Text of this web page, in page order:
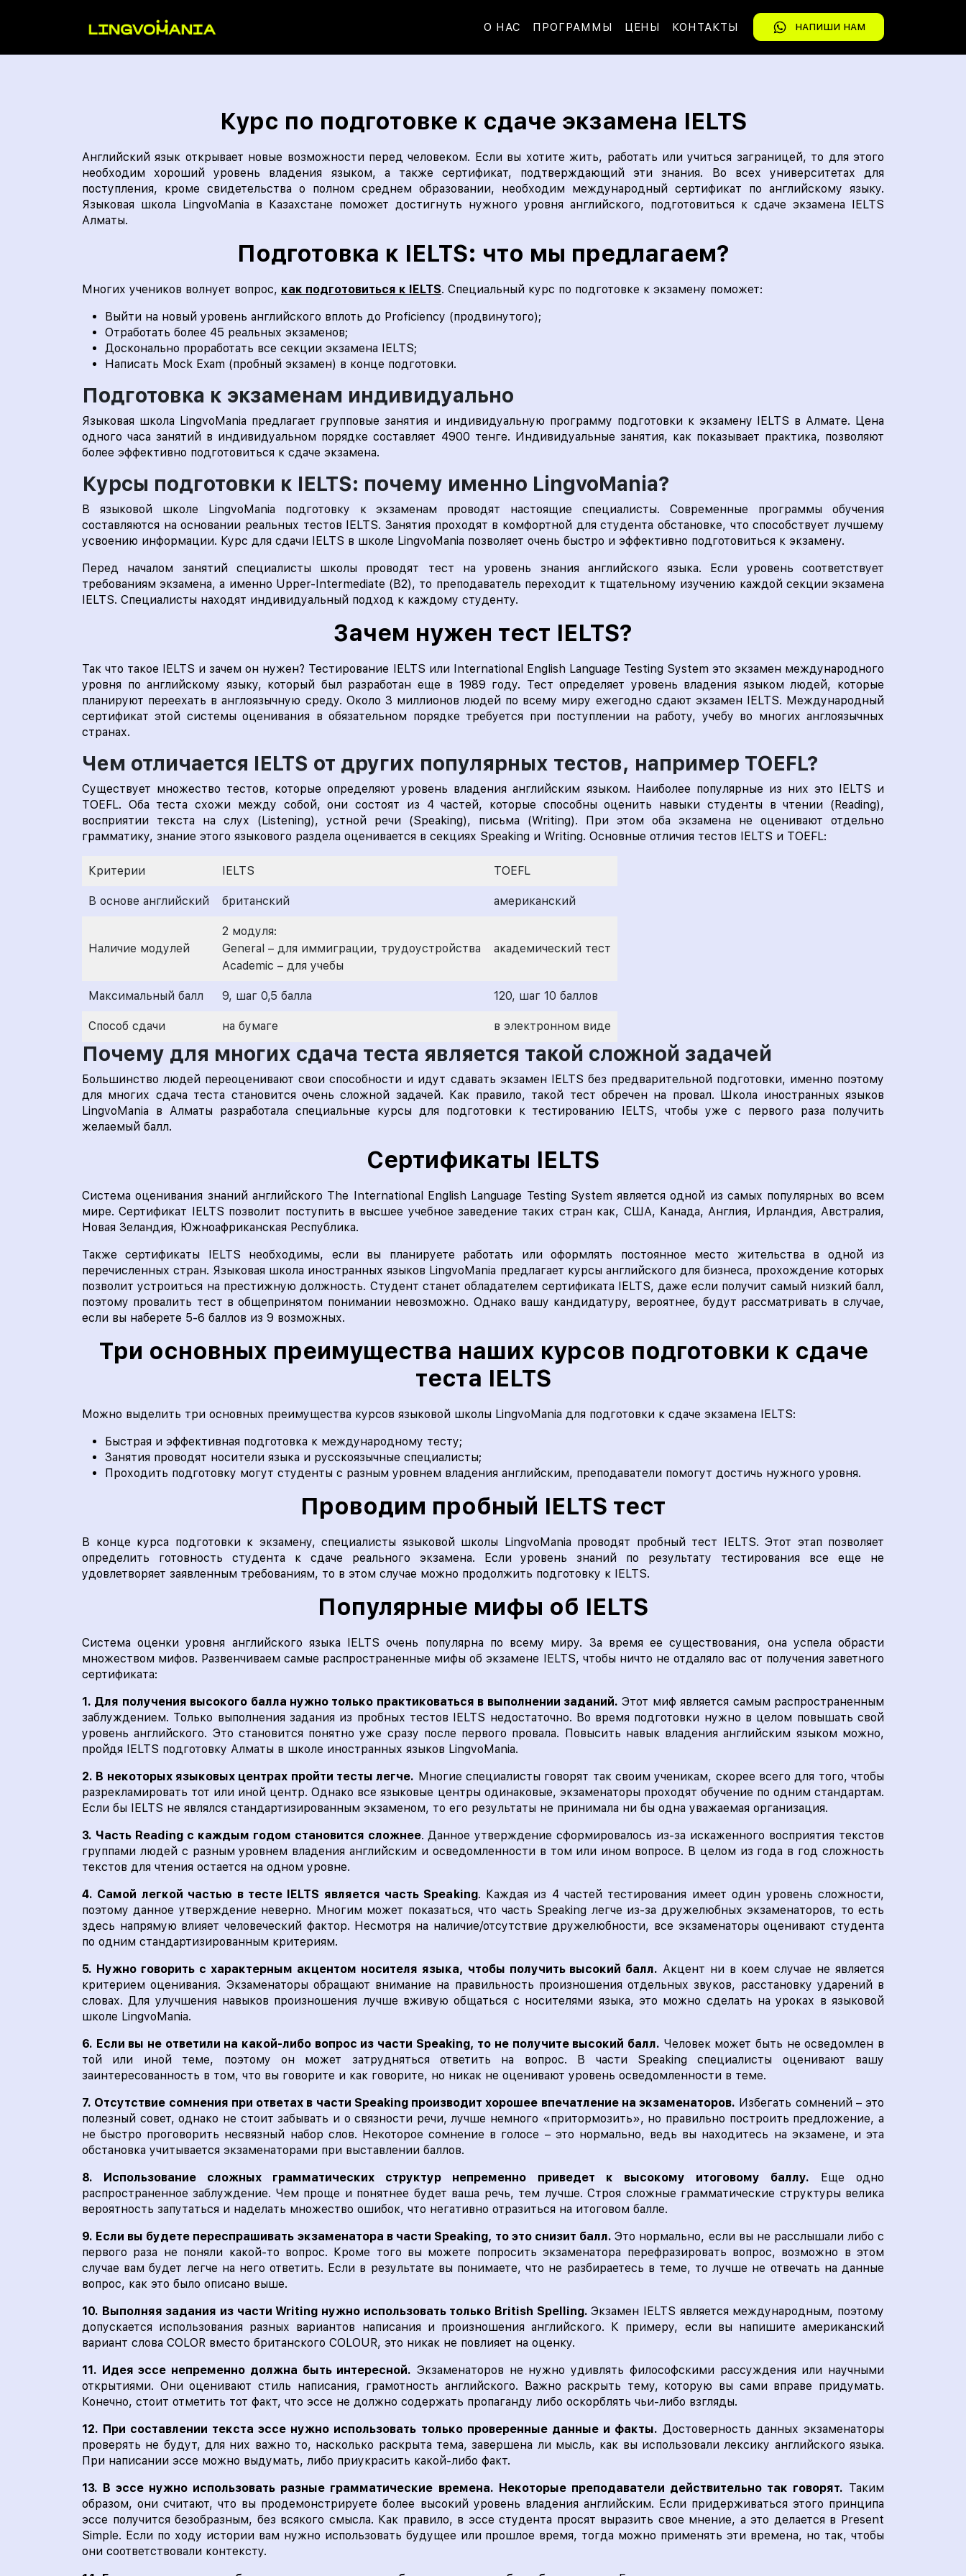
О НАС ПРОГРАММЫ ЦЕНЫ КОНТАКТЫ НАПИШИ НАМ
Курс по подготовке к сдаче экзамена IELTS
Английский язык открывает новые возможности перед человеком. Если вы хотите жить, работать или учиться заграницей, то для этого
необходим хороший уровень владения языком, а также сертификат, подтверждающий эти знания. Во всех университетах для
поступления, кроме свидетельства о полном среднем образовании, необходим международный сертификат по английскому языку.
Языковая школа LingvoMania в Казахстане поможет достигнуть нужного уровня английского, подготовиться к сдаче экзамена IELTS
Алматы.
Подготовка к IELTS: что мы предлагаем?
Многих учеников волнует вопрос, как подготовиться к IELTS. Специальный курс по подготовке к экзамену поможет:
Выйти на новый уровень английского вплоть до Proficiency (продвинутого);
Отработать более 45 реальных экзаменов;
Досконально проработать все секции экзамена IELTS;
Написать Mock Exam (пробный экзамен) в конце подготовки.
Подготовка к экзаменам индивидуально
Языковая школа LingvoMania предлагает групповые занятия и индивидуальную программу подготовки к экзамену IELTS в Алмате. Цена
одного часа занятий в индивидуальном порядке составляет 4900 тенге. Индивидуальные занятия, как показывает практика, позволяют
более эффективно подготовиться к сдаче экзамена.
Курсы подготовки к IELTS: почему именно LingvoMania?
В языковой школе LingvoMania подготовку к экзаменам проводят настоящие специалисты. Современные программы обучения
составляются на основании реальных тестов IELTS. Занятия проходят в комфортной для студента обстановке, что способствует лучшему
усвоению информации. Курс для сдачи IELTS в школе LingvoMania позволяет очень быстро и эффективно подготовиться к экзамену.
Перед началом занятий специалисты школы проводят тест на уровень знания английского языка. Если уровень соответствует
требованиям экзамена, а именно Upper-Intermediate (B2), то преподаватель переходит к тщательному изучению каждой секции экзамена
IELTS. Специалисты находят индивидуальный подход к каждому студенту.
Зачем нужен тест IELTS?
Так что такое IELTS и зачем он нужен? Тестирование IELTS или International English Language Testing System это экзамен международного
уровня по английскому языку, который был разработан еще в 1989 году. Тест определяет уровень владения языком людей, которые
планируют переехать в англоязычную среду. Около 3 миллионов людей по всему миру ежегодно сдают экзамен IELTS. Международный
сертификат этой системы оценивания в обязательном порядке требуется при поступлении на работу, учебу во многих англоязычных
странах.
Чем отличается IELTS от других популярных тестов, например TOEFL?
Существует множество тестов, которые определяют уровень владения английским языком. Наиболее популярные из них это IELTS и
TOEFL. Оба теста схожи между собой, они состоят из 4 частей, которые способны оценить навыки студенты в чтении (Reading),
восприятии текста на слух (Listening), устной речи (Speaking), письма (Writing). При этом оба экзамена не оценивают отдельно
грамматику, знание этого языкового раздела оценивается в секциях Speaking и Writing. Основные отличия тестов IELTS и TOEFL:
Критерии IELTS TOEFL
В основе английский британский американский
Наличие модулей
2 модуля:
General – для иммиграции, трудоустройства
Academic – для учебы
академический тест
Максимальный балл 9, шаг 0,5 балла 120, шаг 10 баллов
Способ сдачи на бумаге в электронном виде
Почему для многих сдача теста является такой сложной задачей
Большинство людей переоценивают свои способности и идут сдавать экзамен IELTS без предварительной подготовки, именно поэтому
для многих сдача теста становится очень сложной задачей. Как правило, такой тест обречен на провал. Школа иностранных языков
LingvoMania в Алматы разработала специальные курсы для подготовки к тестированию IELTS, чтобы уже с первого раза получить
желаемый балл.
Сертификаты IELTS
Система оценивания знаний английского The International English Language Testing System является одной из самых популярных во всем
мире. Сертификат IELTS позволит поступить в высшее учебное заведение таких стран как, США, Канада, Англия, Ирландия, Австралия,
Новая Зеландия, Южноафриканская Республика.
Также сертификаты IELTS необходимы, если вы планируете работать или оформлять постоянное место жительства в одной из
перечисленных стран. Языковая школа иностранных языков LingvoMania предлагает курсы английского для бизнеса, прохождение которых
позволит устроиться на престижную должность. Студент станет обладателем сертификата IELTS, даже если получит самый низкий балл,
поэтому провалить тест в общепринятом понимании невозможно. Однако вашу кандидатуру, вероятнее, будут рассматривать в случае,
если вы наберете 5-6 баллов из 9 возможных.
Три основных преимущества наших курсов подготовки к сдаче
теста IELTS
Можно выделить три основных преимущества курсов языковой школы LingvoMania для подготовки к сдаче экзамена IELTS:
Быстрая и эффективная подготовка к международному тесту;
Занятия проводят носители языка и русскоязычные специалисты;
Проходить подготовку могут студенты с разным уровнем владения английским, преподаватели помогут достичь нужного уровня.
Проводим пробный IELTS тест
В конце курса подготовки к экзамену, специалисты языковой школы LingvoMania проводят пробный тест IELTS. Этот этап позволяет
определить готовность студента к сдаче реального экзамена. Если уровень знаний по результату тестирования все еще не
удовлетворяет заявленным требованиям, то в этом случае можно продолжить подготовку к IELTS.
Популярные мифы об IELTS
Система оценки уровня английского языка IELTS очень популярна по всему миру. За время ее существования, она успела обрасти
множеством мифов. Развенчиваем самые распространенные мифы об экзамене IELTS, чтобы ничто не отдаляло вас от получения заветного
сертификата:
1. Для получения высокого балла нужно только практиковаться в выполнении заданий. Этот миф является самым распространенным
заблуждением. Только выполнения задания из пробных тестов IELTS недостаточно. Во время подготовки нужно в целом повышать свой
уровень английского. Это становится понятно уже сразу после первого провала. Повысить навык владения английским языком можно,
пройдя IELTS подготовку Алматы в школе иностранных языков LingvoMania.
2. В некоторых языковых центрах пройти тесты легче. Многие специалисты говорят так своим ученикам, скорее всего для того, чтобы
разрекламировать тот или иной центр. Однако все языковые центры одинаковые, экзаменаторы проходят обучение по одним стандартам.
Если бы IELTS не являлся стандартизированным экзаменом, то его результаты не принимала ни бы одна уважаемая организация.
3. Часть Reading с каждым годом становится сложнее. Данное утверждение сформировалось из-за искаженного восприятия текстов
группами людей с разным уровнем владения английским и осведомленности в том или ином вопросе. В целом из года в год сложность
текстов для чтения остается на одном уровне.
4. Самой легкой частью в тесте IELTS является часть Speaking. Каждая из 4 частей тестирования имеет один уровень сложности,
поэтому данное утверждение неверно. Многим может показаться, что часть Speaking легче из-за дружелюбных экзаменаторов, то есть
здесь напрямую влияет человеческий фактор. Несмотря на наличие/отсутствие дружелюбности, все экзаменаторы оценивают студента
по одним стандартизированным критериям.
5. Нужно говорить с характерным акцентом носителя языка, чтобы получить высокий балл. Акцент ни в коем случае не является
критерием оценивания. Экзаменаторы обращают внимание на правильность произношения отдельных звуков, расстановку ударений в
словах. Для улучшения навыков произношения лучше вживую общаться с носителями языка, это можно сделать на уроках в языковой
школе LingvoMania.
6. Если вы не ответили на какой-либо вопрос из части Speaking, то не получите высокий балл. Человек может быть не осведомлен в
той или иной теме, поэтому он может затрудняться ответить на вопрос. В части Speaking специалисты оценивают вашу
заинтересованность в том, что вы говорите и как говорите, но никак не оценивают уровень осведомленности в теме.
7. Отсутствие сомнения при ответах в части Speaking производит хорошее впечатление на экзаменаторов. Избегать сомнений – это
полезный совет, однако не стоит забывать и о связности речи, лучше немного «притормозить», но правильно построить предложение, а
не быстро проговорить несвязный набор слов. Некоторое сомнение в голосе – это нормально, ведь вы находитесь на экзамене, и эта
обстановка учитывается экзаменаторами при выставлении баллов.
8. Использование сложных грамматических структур непременно приведет к высокому итоговому баллу. Еще одно
распространенное заблуждение. Чем проще и понятнее будет ваша речь, тем лучше. Строя сложные грамматические структуры велика
вероятность запутаться и наделать множество ошибок, что негативно отразиться на итоговом балле.
9. Если вы будете переспрашивать экзаменатора в части Speaking, то это снизит балл.Это нормально, если вы не расслышали либо с
первого раза не поняли какой-то вопрос. Кроме того вы можете попросить экзаменатора перефразировать вопрос, возможно в этом
случае вам будет легче на него ответить. Если в результате вы понимаете, что не разбираетесь в теме, то лучше не отвечать на данные
вопрос, как это было описано выше.
10. Выполняя задания из части Writing нужно использовать только British Spelling.Экзамен IELTS является международным, поэтому
допускается использования разных вариантов написания и произношения английского. К примеру, если вы напишите американский
вариант слова COLOR вместо британского COLOUR, это никак не повлияет на оценку.
11. Идея эссе непременно должна быть интересной. Экзаменаторов не нужно удивлять философскими рассуждения или научными
открытиями. Они оценивают стиль написания, грамотность английского. Важно раскрыть тему, которую вы сами вправе придумать.
Конечно, стоит отметить тот факт, что эссе не должно содержать пропаганду либо оскорблять чьи-либо взгляды.
12. При составлении текста эссе нужно использовать только проверенные данные и факты. Достоверность данных экзаменаторы
проверять не будут, для них важно то, насколько раскрыта тема, завершена ли мысль, как вы использовали лексику английского языка.
При написании эссе можно выдумать, либо приукрасить какой-либо факт.
13. В эссе нужно использовать разные грамматические времена. Некоторые преподаватели действительно так говорят. Таким
образом, они считают, что вы продемонстрируете более высокий уровень владения английским. Если придерживаться этого принципа
эссе получится безобразным, без всякого смысла. Как правило, в эссе студента просят выразить свое мнение, а это делается в Present
Simple. Если по ходу истории вам нужно использовать будущее или прошлое время, тогда можно применять эти времена, но так, чтобы
они соответствовали контексту.